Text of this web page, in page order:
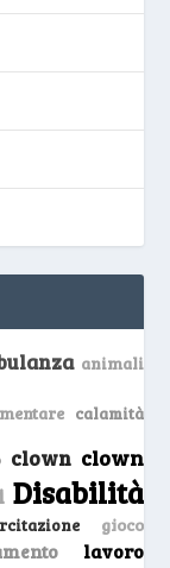
animali
calamità
clown clown
Disabilità
gioco
lavoro